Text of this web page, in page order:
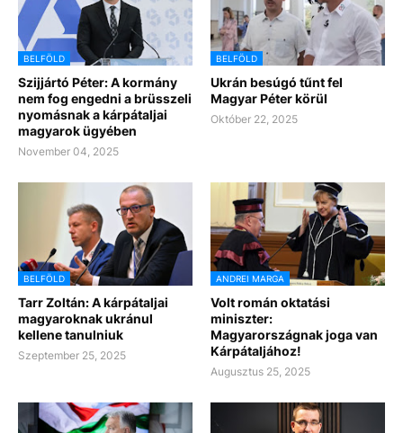
BELFÖLD
Szijjártó Péter: A kormány
nem fog engedni a brüsszeli
nyomásnak a kárpátaljai
magyarok ügyében
November 04, 2025
BELFÖLD
Ukrán besúgó tűnt fel
Magyar Péter körül
Október 22, 2025
BELFÖLD
Tarr Zoltán: A kárpátaljai
magyaroknak ukránul
kellene tanulniuk
Szeptember 25, 2025
ANDREI MARGA
Volt román oktatási
miniszter:
Magyarországnak joga van
Kárpátaljához!
Augusztus 25, 2025